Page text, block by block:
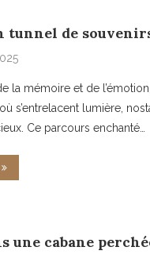
tunnel de
la mémoire et de l’émotion,
s’entrelacent lumière,
Ce parcours enchanté…
une cabane